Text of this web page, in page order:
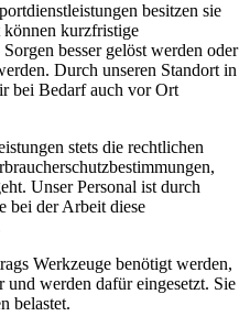
besitzen sie
können kurzfristige
besser gelöst werden oder
Durch unseren Standort in
bei Bedarf auch vor Ort
stets die rechtlichen
Unser Personal ist durch
bei der Arbeit diese
Werkzeuge benötigt werden,
und werden dafür eingesetzt. Sie
belastet.